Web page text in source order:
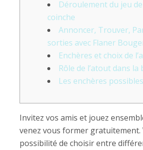
Déroulement du jeu
coinche
Annoncer, Trouver,
sorties avec Flaner
Enchères et choix de
Rôle de l’atout dans la
Les enchères possibles
Invitez vos amis et jouez
venez vous former gratuitement.
possibilité de choisir entre